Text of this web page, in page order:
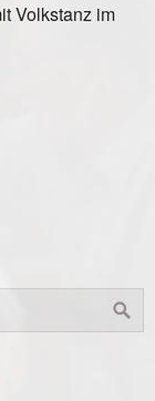
Volkstanz im